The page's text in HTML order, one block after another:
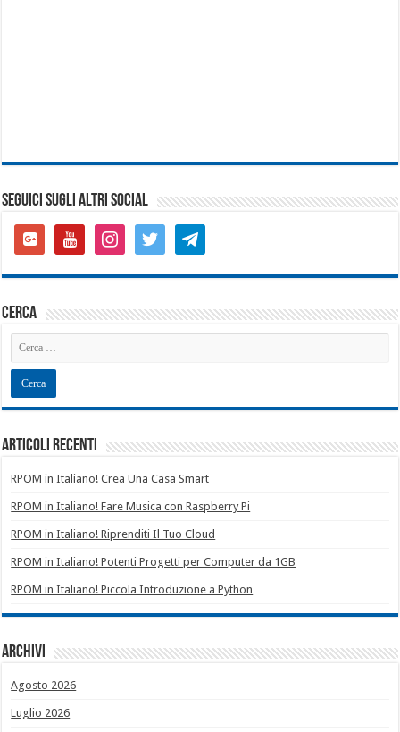
SEGUICI SUGLI ALTRI SOCIAL
google-
plus-
youtubeinstagramtwitter telegram
cerca
Articoli recenti
RPOM in Italiano! Crea Una Casa Smart
RPOM in Italiano! Fare Musica con Raspberry Pi
RPOM in Italiano! Riprenditi Il Tuo Cloud
RPOM in Italiano! Potenti Progetti per Computer da 1GB
RPOM in Italiano! Piccola Introduzione a Python
Archivi
Agosto 2026
Luglio 2026